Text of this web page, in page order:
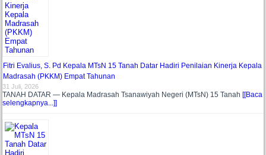
Fitri Evalius, S. Pd Kepala MTsN 15 Tanah Datar Hadiri Penilaian Kinerja Kepala
Madrasah (PKKM) Empat Tahunan
31 Juli, 2026
TANAH DATAR — Kepala Madrasah Tsanawiyah Negeri (MTsN) 15 Tanah[[Baca
selengkapnya...]]